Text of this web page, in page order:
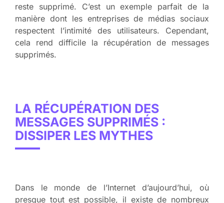
reste supprimé. C’est un exemple parfait de la
manière dont les entreprises de médias sociaux
respectent l’intimité des utilisateurs. Cependant,
cela rend difficile la récupération de messages
supprimés.
LA RÉCUPÉRATION DES
MESSAGES SUPPRIMÉS :
DISSIPER LES MYTHES
Dans le monde de l’Internet d’aujourd’hui, où
presque tout est possible, il existe de nombreux